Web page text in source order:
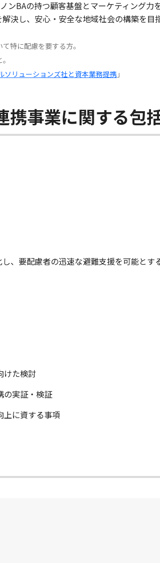
ンBAの持つ顧客基盤とマーケティング力
決し、安心・安全な地域社会の構築を目
特に配慮を要する方。
ソリューションズ社と資本業務提携」
事業に関する包
要配慮者の迅速な避難支援を可能とす
けた検討
の実証・検証
上に資する事項